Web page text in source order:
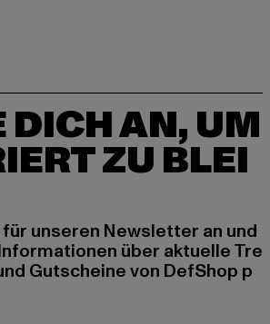
DICH AN, UM
ZU BLEI
unseren Newsletter an und
über aktuelle Tre
Gutscheine von DefShop p